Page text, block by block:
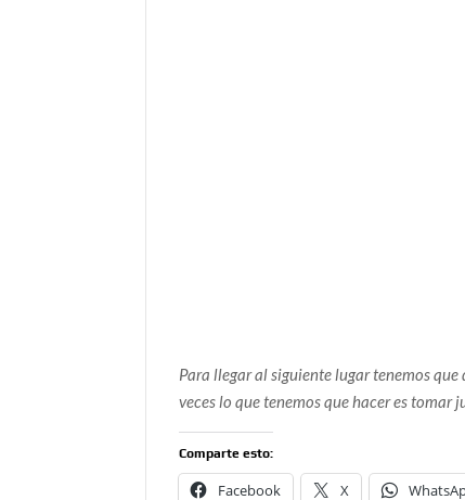
Para llegar al siguiente lugar tenemos
veces lo que tenemos que hacer es tomar
Comparte esto:
Facebook X